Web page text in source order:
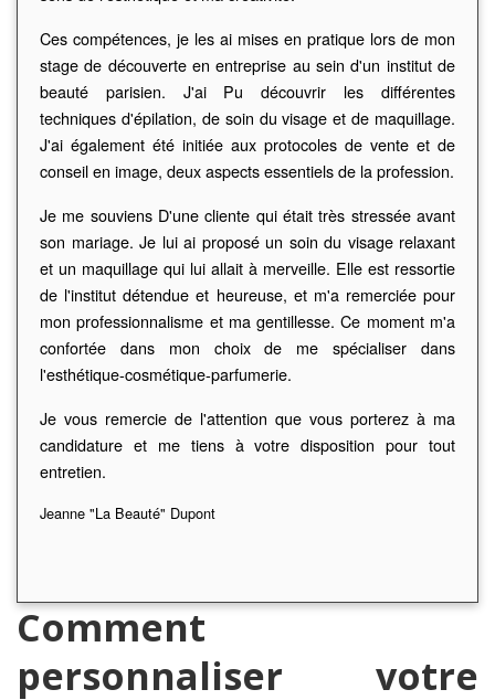
Ces compétences, je les ai mises en pratique lors de mon
stage de découverte en entreprise au sein d'un institut de
beauté parisien. J'ai Pu découvrir les différentes
techniques d'épilation, de soin du visage et de maquillage.
J'ai également été initiée aux protocoles de vente et de
conseil en image, deux aspects essentiels de la profession.
Je me souviens D'une cliente qui était très stressée avant
son mariage. Je lui ai proposé un soin du visage relaxant
et un maquillage qui lui allait à merveille. Elle est ressortie
de l'institut détendue et heureuse, et m'a remerciée pour
mon professionnalisme et ma gentillesse. Ce moment m'a
confortée dans mon choix de me spécialiser dans
l'esthétique-cosmétique-parfumerie.
Je vous remercie de l'attention que vous porterez à ma
candidature et me tiens à votre disposition pour tout
entretien.
Jeanne "La Beauté" Dupont
Comment
personnaliser votre